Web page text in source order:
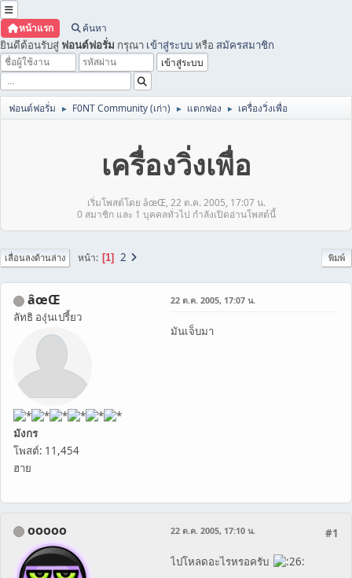
หน้าแรก ค้นหา
ยินดีต้อนรับสู่ ฟอนต์ฟอรั่ม กรุณา เข้าสู่ระบบหรือ สมัครสมาชิก
ฟอนต์ฟอรั่ม ► F0NT Community (เก่า) ► แตกฟอง ► เครื่องวิ่งเพื่อ
เครื่องวิ่งเพื่อ
เริ่มโพสต์โดย âœŒ, 22 ต.ค. 2005, 17:07 น.
0 สมาชิก และ 1 บุคคลทั่วไป กำลังเปิดอ่านโพสต์นี้
พิมพ์
เลื่อนลงด้านล่าง หน้า 1 2
âœŒ
ลัทธิ องุ่นเปรี้ยว
มังกร
โพสต์: 11,454
ฮาย
22 ต.ค. 2005, 17:07 น.
มันเจ็บมา
ooooo #1
22 ต.ค. 2005, 17:10 น.
ไปโหลดอะไรหรอครับ